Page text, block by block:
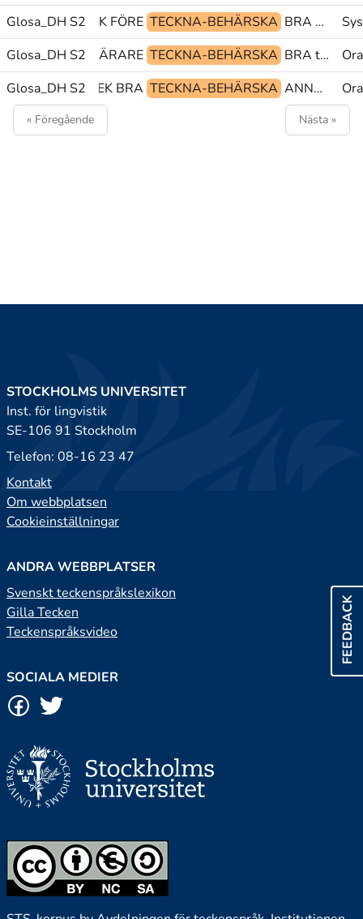
Glosa_DH S2
NORGE@en PEK FÖRE TECKNA-BEHÄRSKA BRA MEN NU@b
Glosa_DH S2
EN DEL LÄRARE TECKNA-BEHÄRSKA BRA tp@& MER
Glosa_DH S2
PERSON@kl PEK BRA TECKNA-BEHÄRSKA ANNAN(ea) PEK tp@&
« Föregående Nästa »
FEEDBACK
STOCKHOLMS UNIVERSITET
Inst. för lingvistik
SE-106 91 Stockholm
Telefon: 08-16 23 47
Kontakt
Om webbplatsen
Cookieinställningar
ANDRA WEBBPLATSER
Svenskt teckenspråkslexikon
Gilla Tecken
Teckenspråksvideo
SOCIALA MEDIER